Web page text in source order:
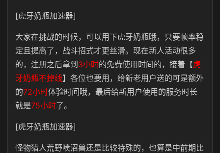
[虎牙奶瓶加速器]
大家在挑战的时候，可以用下虎牙奶瓶哦，只要帧率稳
定且提高了，战斗招式才更丝滑。现在新人活动很多
的，注册之后拿到 3小时的免费使用时间的，接着【虎
牙奶瓶不掉线】各位也要用，给新老用户送的可是额外
的72小时体验时间哦，最后给新用户使用的服务时长
就是75小时了。
[虎牙奶瓶加速器]
怪物猎人荒野喷沼兽还是比较特殊的，也算是中前期比